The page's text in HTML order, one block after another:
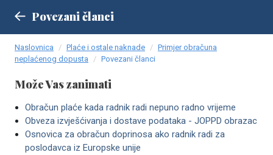
Naslovnica Plaće i ostale naknade
Primjer obračuna
neplaćenog dopusta
Povezani članci
Povezani članci
Može Vas zanimati
Obračun plaće kada radnik radi nepuno radno vrijeme
Obveza izvješćivanja i dostave podataka - JOPPD obrazac
Osnovica za obračun doprinosa ako radnik radi za
poslodavca iz Europske unije